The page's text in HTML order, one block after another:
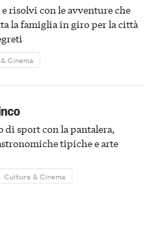
risolvi con le avventure che
la famiglia in giro per la città
Cinema
sport con la pantalera,
tipiche e arte
Cultura & Cinema